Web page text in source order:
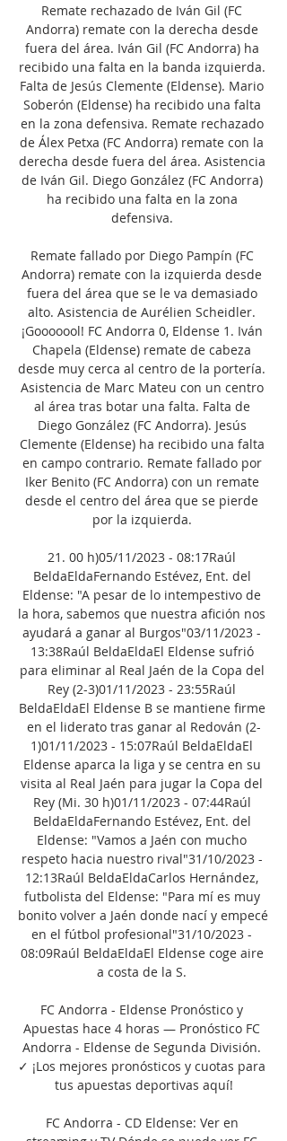
Remate rechazado de Iván Gil (FC
Andorra) remate con la derecha desde
fuera del área. Iván Gil (FC Andorra) ha
recibido una falta en la banda izquierda.
Falta de Jesús Clemente (Eldense). Mario
Soberón (Eldense) ha recibido una falta
en la zona defensiva. Remate rechazado
de Álex Petxa (FC Andorra) remate con la
derecha desde fuera del área. Asistencia
de Iván Gil. Diego González (FC Andorra)
ha recibido una falta en la zona
defensiva.
Remate fallado por Diego Pampín (FC
Andorra) remate con la izquierda desde
fuera del área que se le va demasiado
alto. Asistencia de Aurélien Scheidler.
¡Gooooool! FC Andorra 0, Eldense 1. Iván
Chapela (Eldense) remate de cabeza
desde muy cerca al centro de la portería.
Asistencia de Marc Mateu con un centro
al área tras botar una falta. Falta de
Diego González (FC Andorra). Jesús
Clemente (Eldense) ha recibido una falta
en campo contrario. Remate fallado por
Iker Benito (FC Andorra) con un remate
desde el centro del área que se pierde
por la izquierda.
21. 00 h)05/11/2023 - 08:17Raúl
BeldaEldaFernando Estévez, Ent. del
Eldense: "A pesar de lo intempestivo de
la hora, sabemos que nuestra afición nos
ayudará a ganar al Burgos"03/11/2023 -
13:38Raúl BeldaEldaEl Eldense sufrió
para eliminar al Real Jaén de la Copa del
Rey (2-3)01/11/2023 - 23:55Raúl
BeldaEldaEl Eldense B se mantiene firme
en el liderato tras ganar al Redován (2-
1)01/11/2023 - 15:07Raúl BeldaEldaEl
Eldense aparca la liga y se centra en su
visita al Real Jaén para jugar la Copa del
Rey (Mi. 30 h)01/11/2023 - 07:44Raúl
BeldaEldaFernando Estévez, Ent. del
Eldense: "Vamos a Jaén con mucho
respeto hacia nuestro rival"31/10/2023 -
12:13Raúl BeldaEldaCarlos Hernández,
futbolista del Eldense: "Para mí es muy
bonito volver a Jaén donde nací y empecé
en el fútbol profesional"31/10/2023 -
08:09Raúl BeldaEldaEl Eldense coge aire
a costa de la S.
FC Andorra - Eldense Pronóstico y
Apuestas hace 4 horas — Pronóstico FC
Andorra - Eldense de Segunda División.
✓ ¡Los mejores pronósticos y cuotas para
tus apuestas deportivas aquí!
FC Andorra - CD Eldense: Ver en